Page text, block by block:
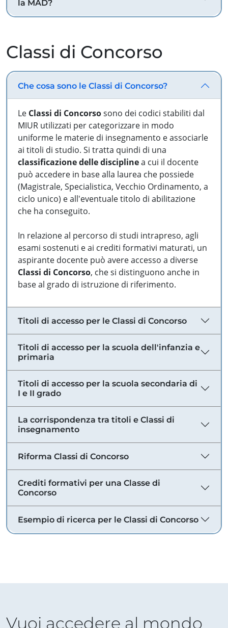
la MAD?
Classi di Concorso
Che cosa sono le Classi di Concorso?
Le Classi di Concorsosono dei codici stabiliti dal
MIUR utilizzati per categorizzare in modo
uniforme le materie di insegnamento e associarle
ai titoli di studio. Si tratta quindi di una
classificazione delle disciplinea cui il docente
può accedere in base alla laurea che possiede
(Magistrale, Specialistica, Vecchio Ordinamento, a
ciclo unico) e all'eventuale titolo di abilitazione
che ha conseguito.
In relazione al percorso di studi intrapreso, agli
esami sostenuti e ai crediti formativi maturati, un
aspirante docente può avere accesso a diverse
Classi di Concorso, che si distinguono anche in
base al grado di istruzione di riferimento.
Titoli di accesso per le Classi di Concorso
Titoli di accesso per la scuola dell'infanzia e
primaria
Titoli di accesso per la scuola secondaria di
I e II grado
La corrispondenza tra titoli e Classi di
insegnamento
Riforma Classi di Concorso
Crediti formativi per una Classe di
Concorso
Esempio di ricerca per le Classi di Concorso
Vuoi accedere al mondo